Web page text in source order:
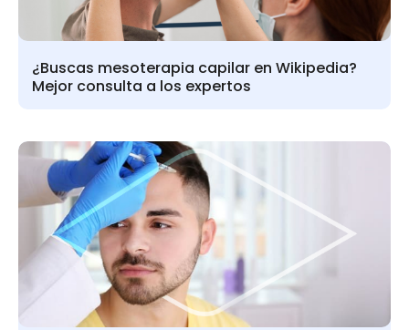
¿Buscas mesoterapia capilar en Wikipedia?
Mejor consulta a los expertos